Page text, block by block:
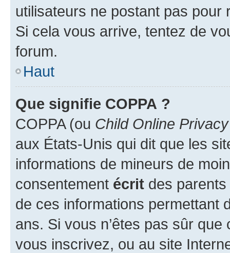
utilisateurs ne postant pas pour
Si cela vous arrive, tentez de
forum.
Haut
Que signifie COPPA ?
COPPA (ou Child Online
aux États-Unis qui dit que les
informations de mineurs de
consentement écrit des parents
de ces informations permettant
ans. Si vous n’êtes pas sûr
vous inscrivez, ou au site